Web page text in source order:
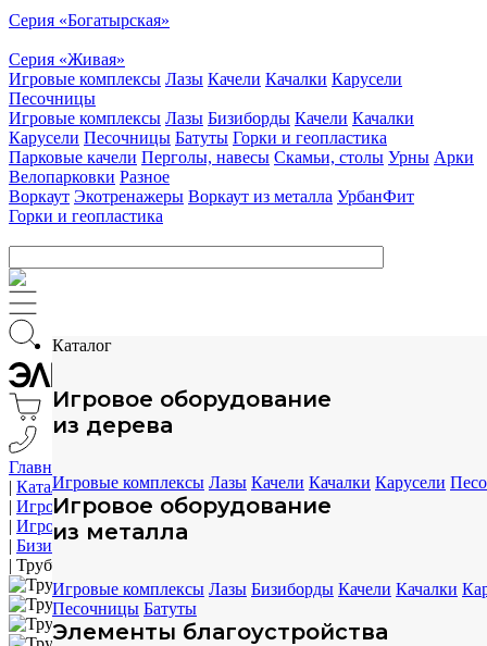
Серия «Богатырская»
Серия «Живая»
Игровые комплексы Лазы Качели Качалки Карусели
Песочницы
Игровые комплексы Лазы Бизиборды Качели Качалки
Карусели Песочницы Батуты Горки и геопластика
Парковые качели Перголы, навесы Скамьи, столы Урны Арки
Велопарковки Разное
Воркаут Экотренажеры Воркаут из металла УрбанФит
Горки и геопластика
Каталог
Игровое оборудование
из дерева
Игровые комплексы Лазы Качели Качалки Карусели
Игровое оборудование
из металла
Игровые комплексы Лазы Бизиборды Качели Качалки
Песочницы Батуты
Элементы благоустройства
Главная
| Каталог
| Игровое оборудование
| Игровое оборудование из металла
| Бизиборды - развивающие доски
| Трубчатые колокола ELMAF 314895